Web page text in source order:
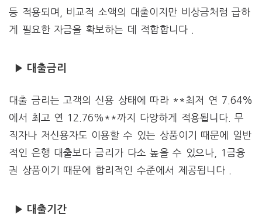
등 적용되며, 비교적 소액의 대출이지만 비상금처럼 급하
게 필요한 자금을 확보하는 데 적합합니다 .
▶ 대출금리
대출 금리는 고객의 신용 상태에 따라 **최저 연 7.64%
에서 최고 연 12.76%**까지 다양하게 적용됩니다. 무
직자나 저신용자도 이용할 수 있는 상품이기 때문에 일반
적인 은행 대출보다 금리가 다소 높을 수 있으나, 1금융
권 상품이기 때문에 합리적인 수준에서 제공됩니다 .
▶ 대출기간